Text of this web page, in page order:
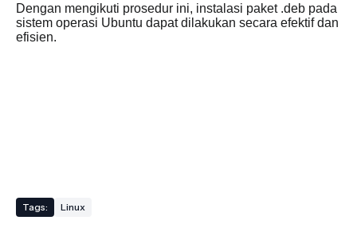
Dengan mengikuti prosedur ini, instalasi paket .deb pada
sistem operasi Ubuntu dapat dilakukan secara efektif dan
efisien.
Tags: Linux